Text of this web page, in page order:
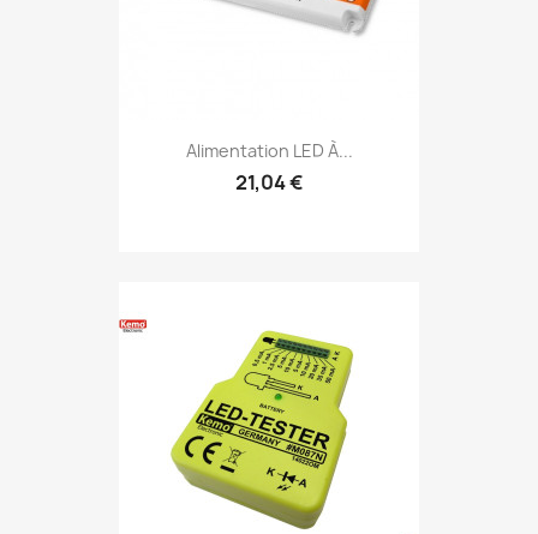
Alimentation LED À...
21,04 €